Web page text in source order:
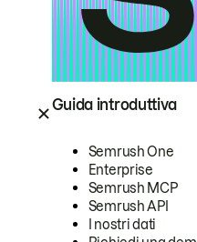
Guida introduttiva
Semrush One
Enterprise
Semrush MCP
Semrush API
I nostri dati